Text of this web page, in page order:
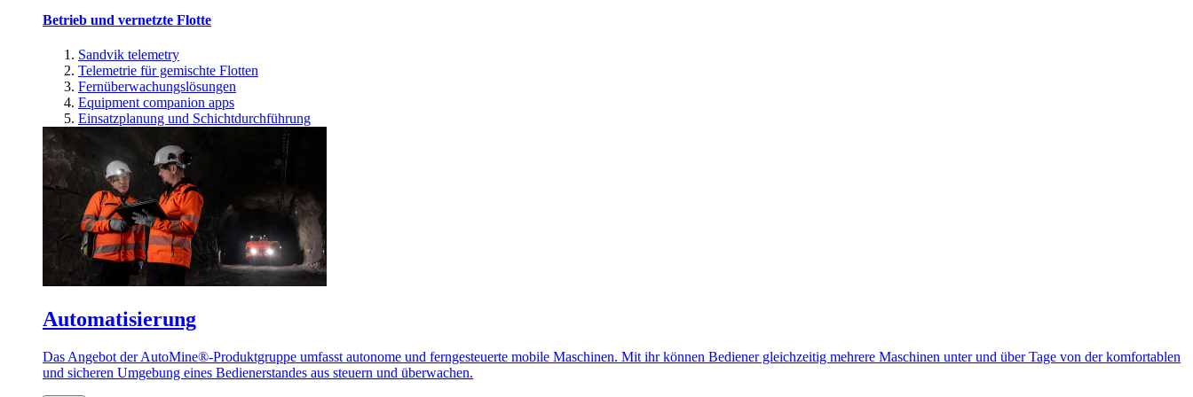
Betrieb und vernetzte Flotte
Sandvik telemetry
Telemetrie für gemischte Flotten
Fernüberwachungslösungen
Equipment companion apps
Einsatzplanung und Schichtdurchführung
Automatisierung
Das Angebot der AutoMine®-Produktgruppe umfasst autonome und ferngesteuerte mobile Maschinen. Mit ihr können Bediener gleichzeitig mehrere Maschinen unter und über Tage von der komfortablen
und sicheren Umgebung eines Bedienerstandes aus steuern und überwachen.